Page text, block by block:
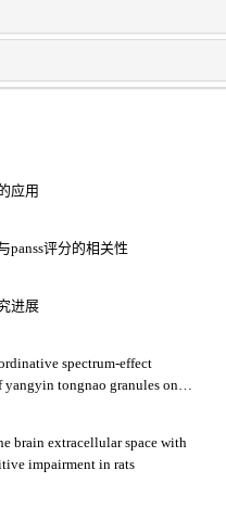
应用
panss评分的相关性
进展
spectrum-effect
tongnao granules on
brain extracellular space with
impairment in rats